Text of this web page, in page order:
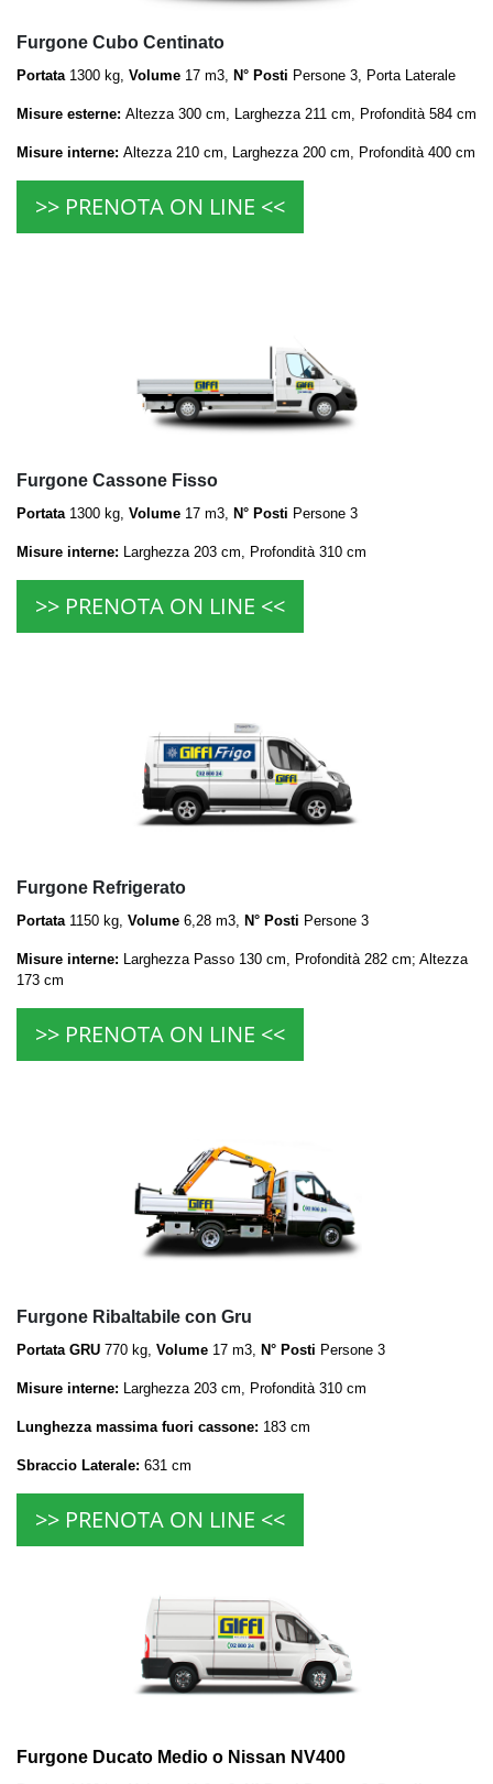
Furgone Cubo Centinato
Portata 1300 kg, Volume 17 m3, N° Posti Persone 3, Porta Laterale
Misure esterne: Altezza 300 cm, Larghezza 211 cm, Profondità 584 cm
Misure interne: Altezza 210 cm, Larghezza 200 cm, Profondità 400 cm
>> PRENOTA ON LINE <<
Furgone Cassone Fisso
Portata 1300 kg, Volume 17 m3, N° Posti Persone 3
Misure interne: Larghezza 203 cm, Profondità 310 cm
>> PRENOTA ON LINE <<
Furgone Refrigerato
Portata1150 kg, Volume 6,28 m3, N° Posti Persone 3
Misure interne: Larghezza Passo 130 cm, Profondità 282 cm; Altezza
173 cm
>> PRENOTA ON LINE <<
Furgone Ribaltabile con Gru
Portata GRU 770 kg, Volume 17 m3, N° Posti Persone 3
Misure interne: Larghezza 203 cm, Profondità 310 cm
Lunghezza massima fuori cassone: 183 cm
Sbraccio Laterale: 631 cm
>> PRENOTA ON LINE <<
Furgone Ducato Medio o Nissan NV400